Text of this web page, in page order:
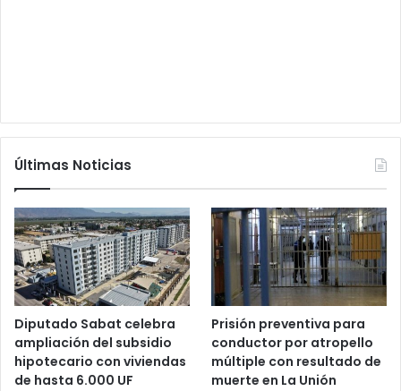
Últimas Noticias
Diputado Sabat celebra
ampliación del subsidio
hipotecario con viviendas
de hasta 6.000 UF
Prisión preventiva para
conductor por atropello
múltiple con resultado de
muerte en La Unión